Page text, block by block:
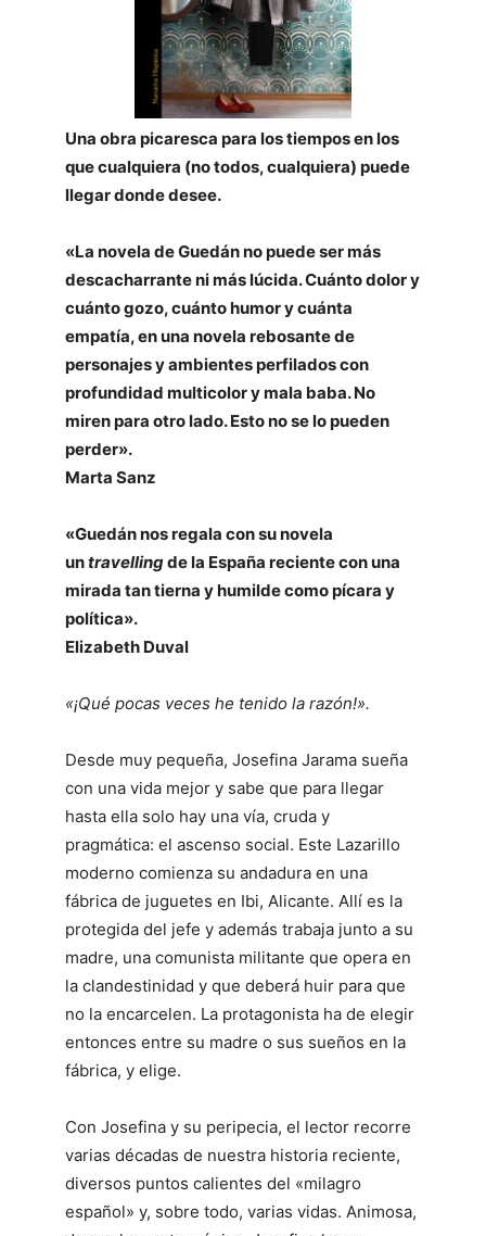
Una obra picaresca para los tiempos en los
que cualquiera (no todos, cualquiera) puede
llegar donde desee.
«La novela de Guedán no puede ser más
descacharrante ni más lúcida. Cuánto dolor y
cuánto gozo, cuánto humor y cuánta
empatía, en una novela rebosante de
personajes y ambientes perfilados con
profundidad multicolor y mala baba. No
miren para otro lado. Esto no se lo pueden
perder».
Marta Sanz
«Guedán nos regala con su novela
untravellingde la España reciente con una
mirada tan tierna y humilde como pícara y
política».
Elizabeth Duval
«¡Qué pocas veces he tenido la razón!».
Desde muy pequeña, Josefina Jarama sueña
con una vida mejor y sabe que para llegar
hasta ella solo hay una vía, cruda y
pragmática: el ascenso social. Este Lazarillo
moderno comienza su andadura en una
fábrica de juguetes en Ibi, Alicante. Allí es la
protegida del jefe y además trabaja junto a su
madre, una comunista militante que opera en
la clandestinidad y que deberá huir para que
no la encarcelen. La protagonista ha de elegir
entonces entre su madre o sus sueños en la
fábrica, y elige.
Con Josefina y su peripecia, el lector recorre
varias décadas de nuestra historia reciente,
diversos puntos calientes del «milagro
español» y, sobre todo, varias vidas. Animosa,